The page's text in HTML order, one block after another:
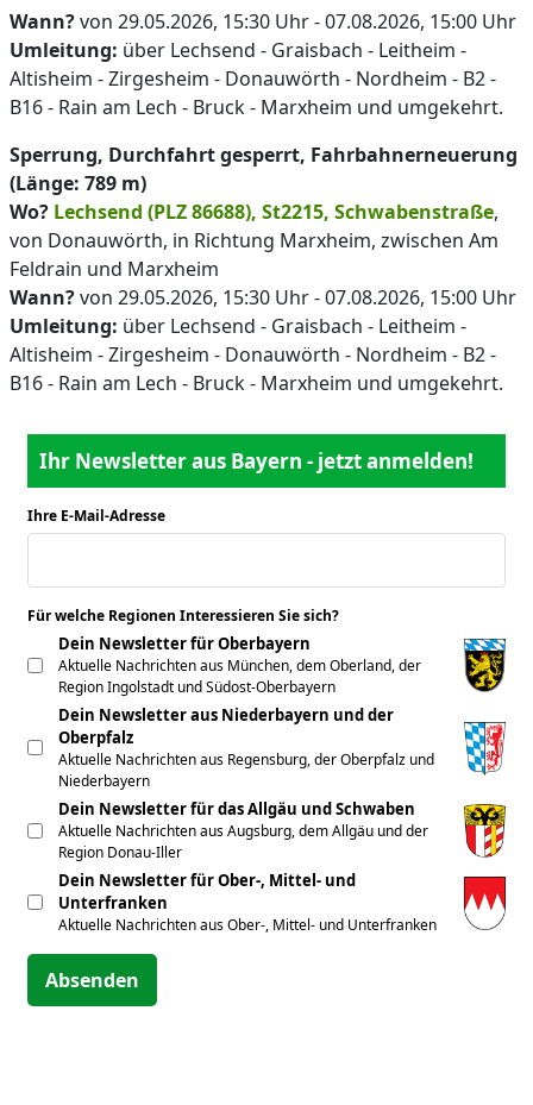
Wann?von 29.05.2026, 15:30 Uhr - 07.08.2026, 15:00 Uhr
Umleitung: über Lechsend - Graisbach - Leitheim -
Altisheim - Zirgesheim - Donauwörth - Nordheim - B2 -
B16 - Rain am Lech - Bruck - Marxheim und umgekehrt.
Sperrung, Durchfahrt gesperrt, Fahrbahnerneuerung
(Länge: 789 m)
Wo? Lechsend (PLZ 86688), St2215, Schwabenstraße,
von Donauwörth, in Richtung Marxheim, zwischen Am
Feldrain und Marxheim
Wann?von 29.05.2026, 15:30 Uhr - 07.08.2026, 15:00 Uhr
Umleitung: über Lechsend - Graisbach - Leitheim -
Altisheim - Zirgesheim - Donauwörth - Nordheim - B2 -
B16 - Rain am Lech - Bruck - Marxheim und umgekehrt.
Ihr Newsletter aus Bayern - jetzt anmelden!
Ihre E-Mail-Adresse
Für welche Regionen Interessieren Sie sich?
Dein Newsletter für Oberbayern
Aktuelle Nachrichten aus München, dem Oberland, der
Region Ingolstadt und Südost-Oberbayern
Dein Newsletter aus Niederbayern und der
Oberpfalz
Aktuelle Nachrichten aus Regensburg, der Oberpfalz und
Niederbayern
Dein Newsletter für das Allgäu und Schwaben
Aktuelle Nachrichten aus Augsburg, dem Allgäu und der
Region Donau-Iller
Dein Newsletter für Ober-, Mittel- und
Unterfranken
Aktuelle Nachrichten aus Ober-, Mittel- und Unterfranken
Absenden